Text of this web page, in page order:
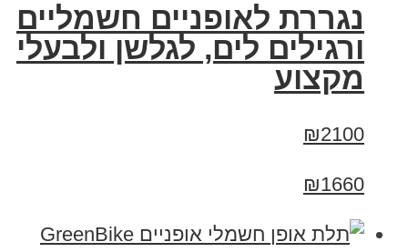
נגררת לאופניים חשמליים
ורגילים לים, לגלשן ולבעלי
מקצוע
₪2100
₪1660